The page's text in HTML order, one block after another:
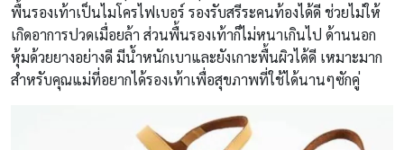
พื้นรองเท้าเป็นไมโครไฟเบอร์ รองรับสรีระคนท้องได้ดี ช่วยไม่ให้
เกิดอาการปวดเมื่อยล้า ส่วนพื้นรองเท้าก็ไม่หนาเกินไป ด้านนอก
หุ้มด้วยยางอย่างดี มีน้ำหนักเบาและยังเกาะพื้นผิวได้ดี เหมาะมาก
สำหรับคุณแม่ที่อยากได้รองเท้าเพื่อสุขภาพที่ใช้ได้นานๆซักคู่